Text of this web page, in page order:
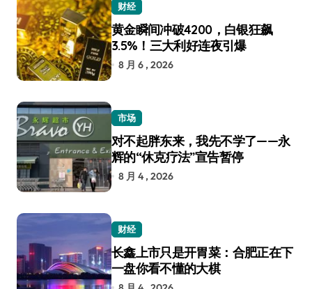
财经
黄金瞬间冲破4200，白银狂飙
3.5%！三大利好连夜引爆
8 月 6 , 2026
市场
对不起胖东来，我先不学了——永
辉的“休克疗法”宣告暂停
8 月 4 , 2026
财经
长鑫上市只是开胃菜：合肥正在下
一盘你看不懂的大棋